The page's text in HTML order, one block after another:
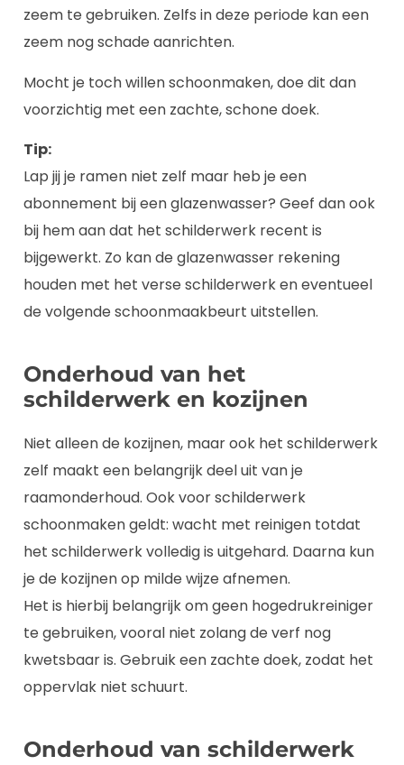
zeem te gebruiken. Zelfs in deze periode kan een
zeem nog schade aanrichten.
Mocht je toch willen schoonmaken, doe dit dan
voorzichtig met een zachte, schone doek.
Tip:
Lap jij je ramen niet zelf maar heb je een
abonnement bij een glazenwasser? Geef dan ook
bij hem aan dat het schilderwerk recent is
bijgewerkt. Zo kan de glazenwasser rekening
houden met het verse schilderwerk en eventueel
de volgende schoonmaakbeurt uitstellen.
Onderhoud van het
schilderwerk en kozijnen
Niet alleen de kozijnen, maar ook het schilderwerk
zelf maakt een belangrijk deel uit van je
raamonderhoud. Ook voor schilderwerk
schoonmaken geldt: wacht met reinigen totdat
het schilderwerk volledig is uitgehard. Daarna kun
je de kozijnen op milde wijze afnemen.
Het is hierbij belangrijk om geen hogedrukreiniger
te gebruiken, vooral niet zolang de verf nog
kwetsbaar is. Gebruik een zachte doek, zodat het
oppervlak niet schuurt.
Onderhoud van schilderwerk